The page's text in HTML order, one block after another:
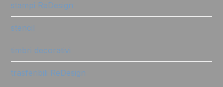
stampi ReDesign
stencil
timbri decorativi
trasferibili ReDesign